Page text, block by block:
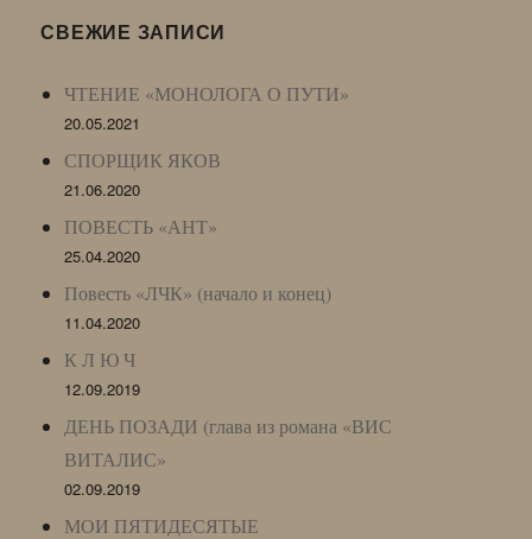
LJ
СВЕЖИЕ ЗАПИСИ
ЧТЕНИЕ «МОНОЛОГА О ПУТИ»
20.05.2021
СПОРЩИК ЯКОВ
21.06.2020
ПОВЕСТЬ «АНТ»
25.04.2020
Повесть «ЛЧК» (начало и конец)
11.04.2020
К Л Ю Ч
12.09.2019
ДЕНЬ ПОЗАДИ (глава из романа «ВИС
ВИТАЛИС»
02.09.2019
МОИ ПЯТИДЕСЯТЫЕ